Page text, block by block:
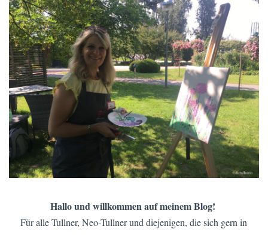
Hallo und willkommen auf meinem Blog!
Für alle Tullner, Neo-Tullner und diejenigen, die sich gern in